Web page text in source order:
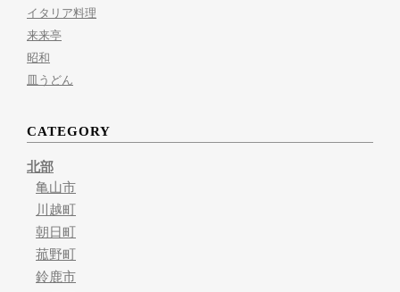
イタリア料理
来来亭
昭和
皿うどん
CATEGORY
北部
亀山市
川越町
朝日町
菰野町
鈴鹿市